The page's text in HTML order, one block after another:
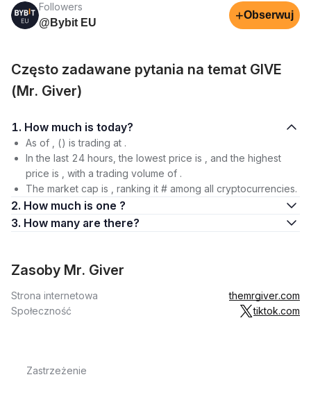
Followers
@Bybit EU
+Obserwuj
Często zadawane pytania na temat GIVE
(Mr. Giver)
1. How much is today?
As of , () is trading at .
In the last 24 hours, the lowest price is , and the highest
price is , with a trading volume of .
The market cap is , ranking it # among all cryptocurrencies.
2. How much is one ?
3. How many are there?
Zasoby Mr. Giver
Strona internetowa
themrgiver.com
Społeczność
tiktok.com
Zastrzeżenie